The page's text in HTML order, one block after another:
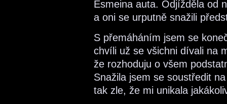
Esmeina auta. Odjížděla od
a oni se urputně snažili
S přemáháním jsem se
chvíli už se všichni dívali na
že rozhoduju o všem
Snažila jsem se soustředit
tak zle, že mi unikala